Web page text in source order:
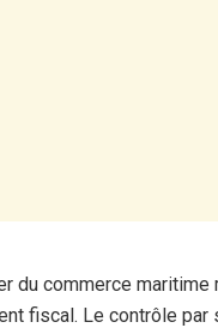
du commerce maritime
fiscal. Le contrôle par